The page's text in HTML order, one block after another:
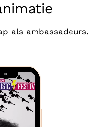
als ambassadeurs.